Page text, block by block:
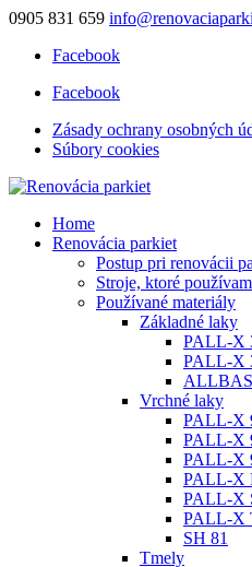
0905 831 659
Facebook
Facebook
Zásady ochrany osobných
Súbory cookies
Home
Renovácia parkiet
Postup pri renovácii
Stroje, ktoré
Používané materiály
Základné laky
PALL-X
PALL-X
Vrchné laky
PALL-X
PALL-X
PALL-X
PALL-X
PALL-X
PALL-X
SH 81
Tmely